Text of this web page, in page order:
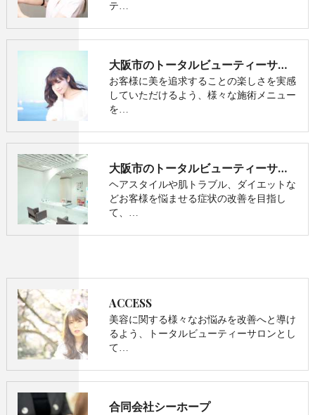
テ…
大阪市のトータルビューティーサロン･合同会社C-HOPEの評判
お客様に美を追求することの楽しさを実感
していただけるよう、様々な施術メニュー
を…
大阪市のトータルビューティーサロン･合同会社C-HOPEのお客様の声
ヘアスタイルや肌トラブル、ダイエットな
どお客様を悩ませる症状の改善を目指し
て、…
ACCESS
美容に関する様々なお悩みを改善へと導け
るよう、トータルビューティーサロンとし
て…
合同会社シーホープ